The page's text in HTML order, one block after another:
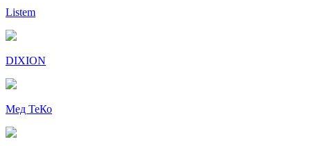
Listem
DIXION
Мед ТеКо